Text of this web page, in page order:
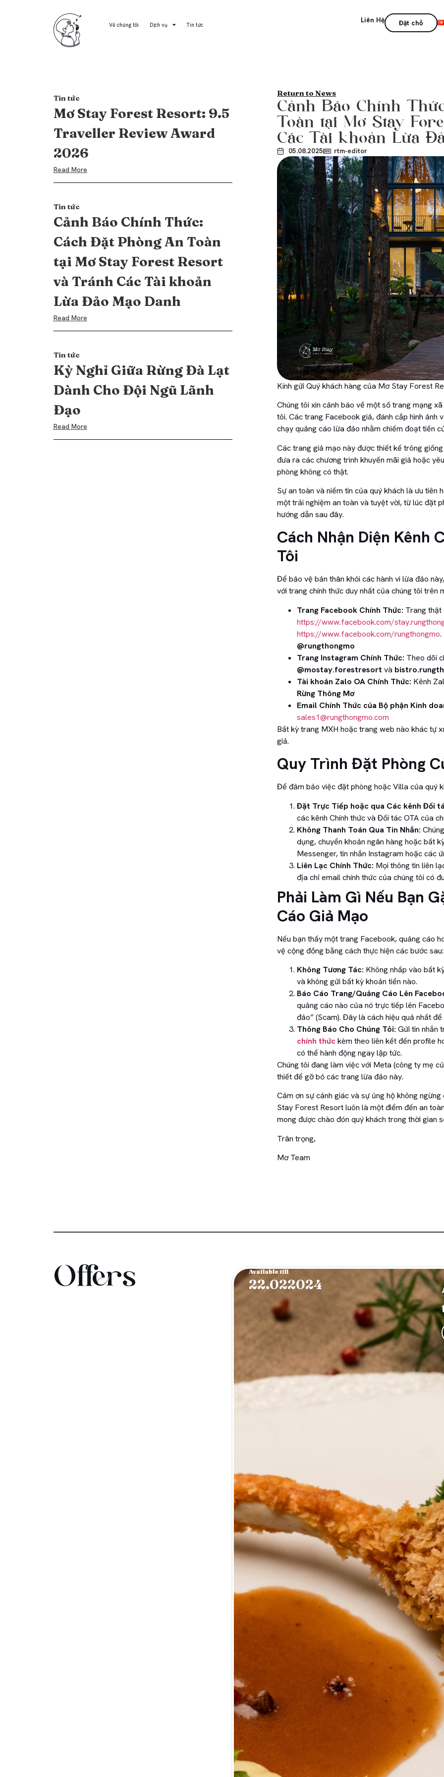
Về chúng tôi Dịch vụ Tin tức
Liên Hệ Đặt chỗ
Tin tức
Mơ Stay Forest Resort: 9.5
Traveller Review Award
2026
Read More
Tin tức
Cảnh Báo Chính Thức:
Cách Đặt Phòng An Toàn
tại Mơ Stay Forest Resort
và Tránh Các Tài khoản
Lừa Đảo Mạo Danh
Read More
Tin tức
Kỳ Nghỉ Giữa Rừng Đà Lạt
Dành Cho Đội Ngũ Lãnh
Đạo
Read More
Return to News
Cảnh Báo Chính
Toàn tại Mơ Stay
Các Tài khoản Lừa
05.08.2025 rtm-editor
Kính gửi Quý khách hàng của Mơ Stay Forest
Chúng tôi xin cảnh báo về một số trang mạng
tôi. Các trang Facebook giả, đánh cắp hình ảnh
chạy quảng cáo lừa đảo nhằm chiếm đoạt tiền
Các trang giả mạo này được thiết kế trông
đưa ra các chương trình khuyến mãi giả hoặc
phòng không có thật.
Sự an toàn và niềm tin của quý khách là ưu tiên
một trải nghiệm an toàn và tuyệt vời, từ lúc đặt
hướng dẫn sau đây.
Cách Nhận Diện Kênh
Tôi
Để bảo vệ bản thân khỏi các hành vi lừa đảo
với trang chính thức duy nhất của chúng tôi trên
Trang Facebook Chính Thức: Trang thật
https://www.facebook.com/
https://www.facebook.com/rungthongmo.
@rungthongmo
Trang Instagram Chính Thức: Theo dõi
@mostay.forestresort và
Tài khoản Zalo OA Chính Thức: Kênh
Rừng Thông Mơ
Email Chính Thức của Bộ phận Kinh
sales1@rungthongmo.com
Bất kỳ trang MXH hoặc trang web nào khác tự
giả.
Quy Trình Đặt Phòng
Để đảm bảo việc đặt phòng hoặc Villa của quý
Đặt Trực Tiếp hoặc qua Các kênh Đối
các kênh Chính thức và Đối tác OTA của
Không Thanh Toán Qua Tin Nhắn:
dụng, chuyển khoản ngân hàng hoặc bất
Messenger, tin nhắn Instagram hoặc các
Liên Lạc Chính Thức: Mọi thông tin liên
địa chỉ email chính thức của chúng tôi có
Phải Làm Gì Nếu Bạn
Cáo Giả Mạo
Nếu bạn thấy một trang Facebook, quảng cáo
vệ cộng đồng bằng cách thực hiện các bước sau:
Không Tương Tác: Không nhấp vào bất
và không gửi bất kỳ khoản tiền nào.
Báo Cáo Trang/Quảng Cáo Lên
quảng cáo nào của nó trực tiếp lên
đảo” (Scam). Đây là cách hiệu quả nhất
Thông Báo Cho Chúng Tôi: Gửi tin nhắn
chính thức kèm theo liên kết đến profile
có thể hành động ngay lập tức.
Chúng tôi đang làm việc với Meta (công ty mẹ
thiết để gỡ bỏ các trang lừa đảo này.
Cảm ơn sự cảnh giác và sự ủng hộ không
Stay Forest Resort luôn là một điểm đến an
mong được chào đón quý khách trong thời gian
Trân trọng,
Mơ Team
Offers
Ăn trưa giữa rừng
Available till
10.022024